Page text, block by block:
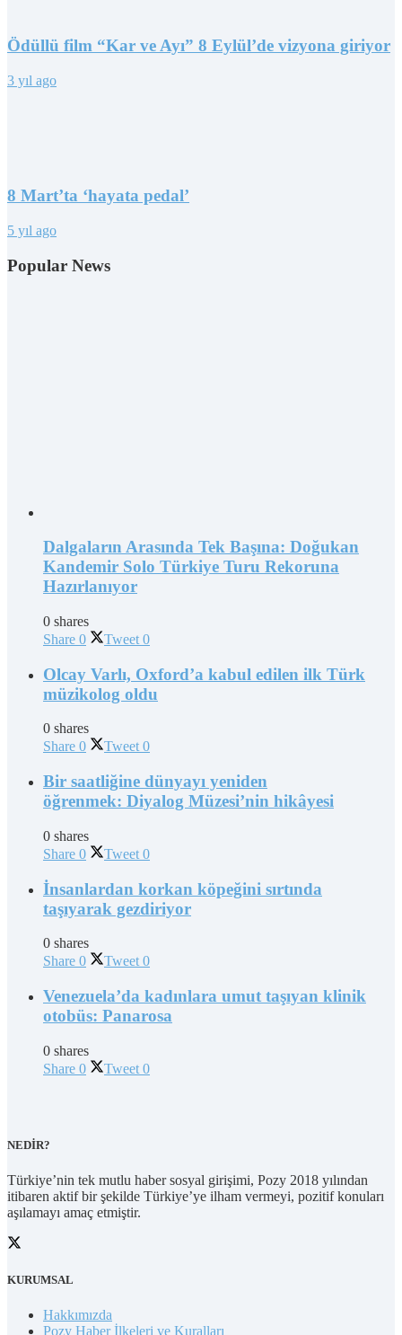
Ödüllü film “Kar ve Ayı” 8 Eylül’de vizyona giriyor
3 yıl ago
8 Mart’ta ‘hayata pedal’
5 yıl ago
Popular News
Dalgaların Arasında Tek Başına: Doğukan
Kandemir Solo Türkiye Turu Rekoruna
Hazırlanıyor
0 shares
Share 0 Tweet 0
Olcay Varlı, Oxford’a kabul edilen ilk Türk
müzikolog oldu
0 shares
Share 0 Tweet 0
Bir saatliğine dünyayı yeniden
öğrenmek: Diyalog Müzesi’nin hikâyesi
0 shares
Share 0 Tweet 0
İnsanlardan korkan köpeğini sırtında
taşıyarak gezdiriyor
0 shares
Share 0 Tweet 0
Venezuela’da kadınlara umut taşıyan klinik
otobüs: Panarosa
0 shares
Share 0 Tweet 0
NEDİR?
Türkiye’nin tek mutlu haber sosyal girişimi, Pozy 2018 yılından
itibaren aktif bir şekilde Türkiye’ye ilham vermeyi, pozitif konuları
aşılamayı amaç etmiştir.
KURUMSAL
Hakkımızda
Pozy Haber İlkeleri ve Kuralları